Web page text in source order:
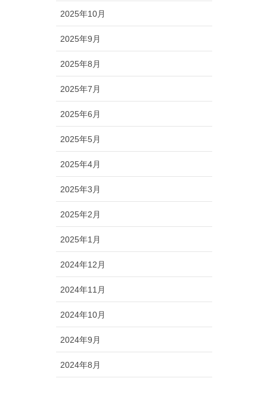
2025年10月
2025年9月
2025年8月
2025年7月
2025年6月
2025年5月
2025年4月
2025年3月
2025年2月
2025年1月
2024年12月
2024年11月
2024年10月
2024年9月
2024年8月